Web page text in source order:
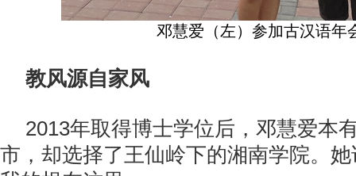
邓慧爱（左）参加古汉语年
教风源自家风
2013年取得博士学位后，邓慧爱本
市，却选择了王仙岭下的湘南学院。